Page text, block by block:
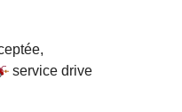
,
service drive